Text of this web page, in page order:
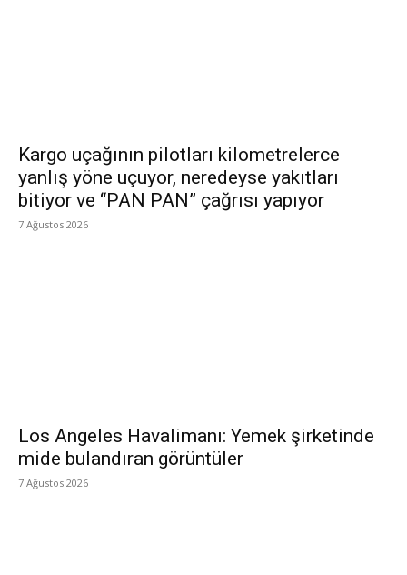
Kargo uçağının pilotları kilometrelerce
yanlış yöne uçuyor, neredeyse yakıtları
bitiyor ve “PAN PAN” çağrısı yapıyor
7 Ağustos 2026
Los Angeles Havalimanı: Yemek şirketinde
mide bulandıran görüntüler
7 Ağustos 2026